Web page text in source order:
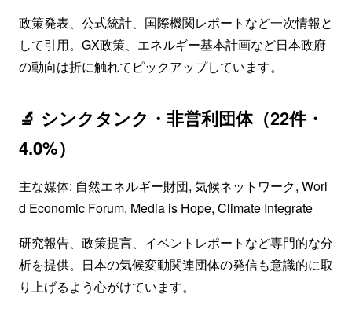
政策発表、公式統計、国際機関レポートなど一次情報と
して引用。GX政策、エネルギー基本計画など日本政府
の動向は折に触れてピックアップしています。
🔬 シンクタンク・非営利団体（22件・
4.0%）
主な媒体: 自然エネルギー財団, 気候ネットワーク, Worl
d Economic Forum, Media is Hope, Climate Integrate
研究報告、政策提言、イベントレポートなど専門的な分
析を提供。日本の気候変動関連団体の発信も意識的に取
り上げるよう心がけています。